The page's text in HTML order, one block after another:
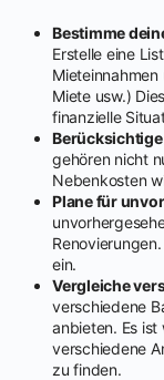
Bestimme
Erstelle eine
Miete usw.)
finanzielle
gehören nicht
Nebenkosten
Plane für
ein.
Vergleiche
verschiedene
anbieten. Es
verschiedene
zu finden.